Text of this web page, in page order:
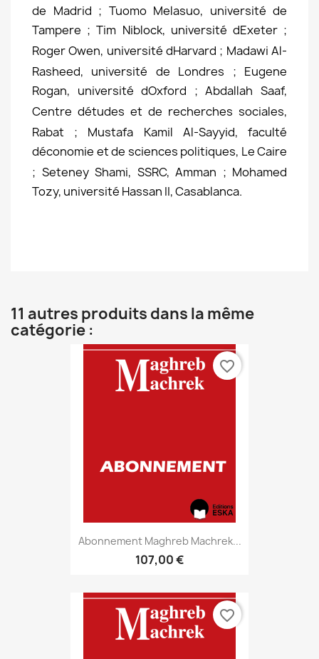
de Madrid ; Tuomo Melasuo, université de
Tampere ; Tim Niblock, université dExeter ;
Roger Owen, université dHarvard ; Madawi Al-
Rasheed, université de Londres ; Eugene
Rogan, université dOxford ; Abdallah Saaf,
Centre détudes et de recherches sociales,
Rabat ; Mustafa Kamil Al-Sayyid, faculté
déconomie et de sciences politiques, Le Caire
; Seteney Shami, SSRC, Amman ; Mohamed
Tozy, université Hassan II, Casablanca.
11 autres produits dans la même
catégorie :
Abonnement Maghreb Machrek...
107,00 €
favorite_border
favorite_border